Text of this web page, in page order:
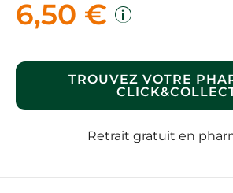
6,50 €
TROUVEZ VOTRE
Retrait gratuit en